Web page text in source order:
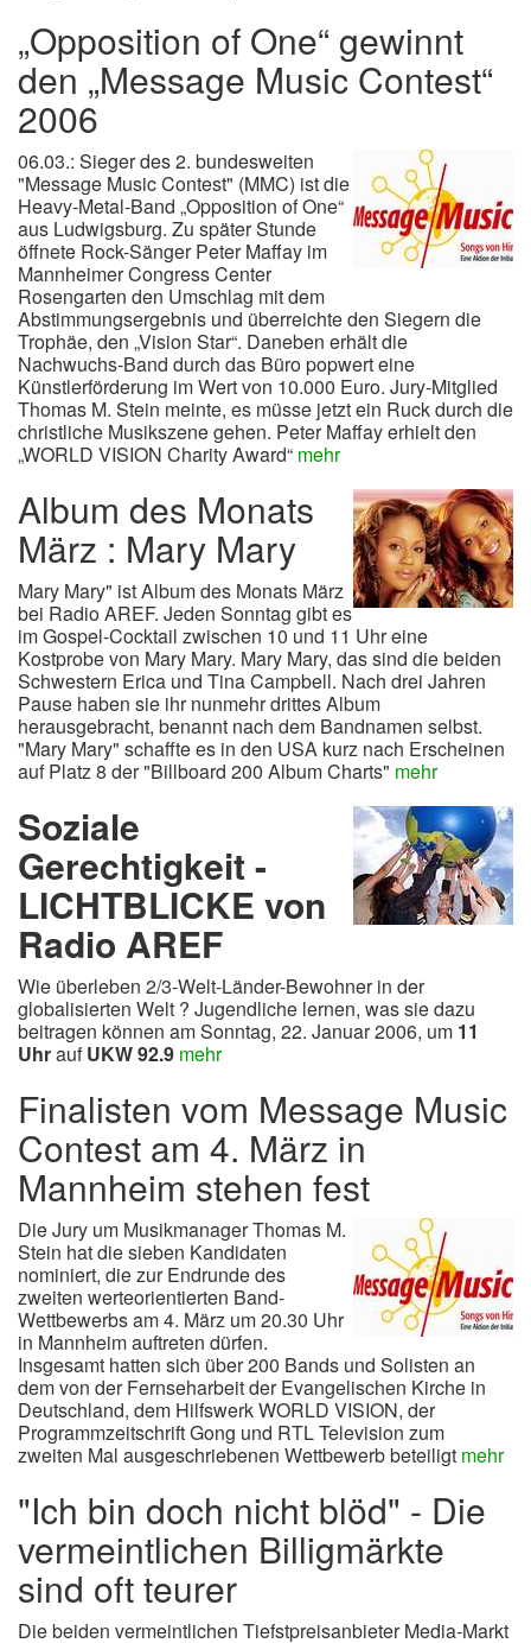
„Opposition of One“ gewinnt
den „Message Music Contest“
2006
06.03.: Sieger des 2. bundesweiten
"Message Music Contest" (MMC) ist die
Heavy-Metal-Band „Opposition of One“
aus Ludwigsburg. Zu später Stunde
öffnete Rock-Sänger Peter Maffay im
Mannheimer Congress Center
Rosengarten den Umschlag mit dem
Abstimmungsergebnis und überreichte den Siegern die
Trophäe, den „Vision Star“. Daneben erhält die
Nachwuchs-Band durch das Büro popwert eine
Künstlerförderung im Wert von 10.000 Euro. Jury-Mitglied
Thomas M. Stein meinte, es müsse jetzt ein Ruck durch die
christliche Musikszene gehen. Peter Maffay erhielt den
„WORLD VISION Charity Award“ mehr
Album des Monats
März : Mary Mary
Mary Mary" ist Album des Monats März
bei Radio AREF. Jeden Sonntag gibt es
im Gospel-Cocktail zwischen 10 und 11 Uhr eine
Kostprobe von Mary Mary. Mary Mary, das sind die beiden
Schwestern Erica und Tina Campbell. Nach drei Jahren
Pause haben sie ihr nunmehr drittes Album
herausgebracht, benannt nach dem Bandnamen selbst.
"Mary Mary" schaffte es in den USA kurz nach Erscheinen
auf Platz 8 der "Billboard 200 Album Charts" mehr
Soziale
Gerechtigkeit -
LICHTBLICKE von
Radio AREF
Wie überleben 2/3-Welt-Länder-Bewohner in der
globalisierten Welt ? Jugendliche lernen, was sie dazu
beitragen können am Sonntag, 22. Januar 2006, um 11
UhraufUKW 92.9 mehr
Finalisten vom Message Music
Contest am 4. März in
Mannheim stehen fest
Die Jury um Musikmanager Thomas M.
Stein hat die sieben Kandidaten
nominiert, die zur Endrunde des
zweiten werteorientierten Band-
Wettbewerbs am 4. März um 20.30 Uhr
in Mannheim auftreten dürfen.
Insgesamt hatten sich über 200 Bands und Solisten an
dem von der Fernseharbeit der Evangelischen Kirche in
Deutschland, dem Hilfswerk WORLD VISION, der
Programmzeitschrift Gong und RTL Television zum
zweiten Mal ausgeschriebenen Wettbewerb beteiligt mehr
"Ich bin doch nicht blöd" - Die
vermeintlichen Billigmärkte
sind oft teurer
Die beiden vermeintlichen Tiefstpreisanbieter Media-Markt